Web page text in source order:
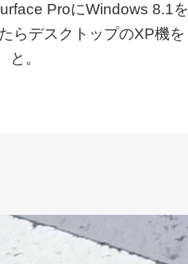
ProにWindows 8.1を
らデスクトップのXP機を
。